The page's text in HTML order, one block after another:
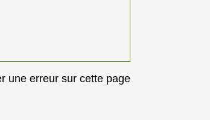
une erreur sur cette page